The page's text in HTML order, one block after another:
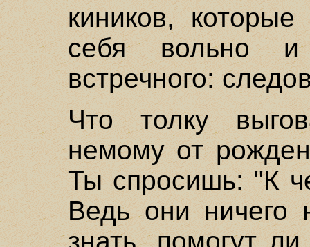
киников,
себя вольно и
встречного:
Что толку
немому от
Ты спросишь: "К
Ведь они
знать, помогут